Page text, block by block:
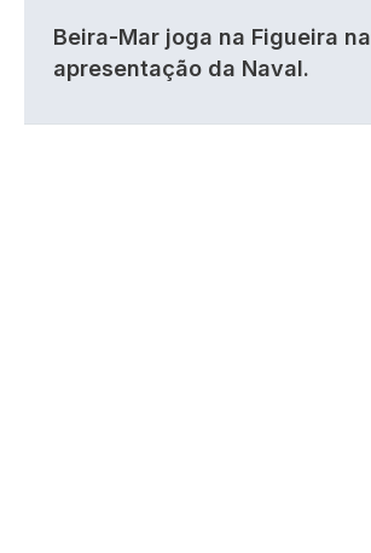
Beira-Mar joga na Figueira na
apresentação da Naval.